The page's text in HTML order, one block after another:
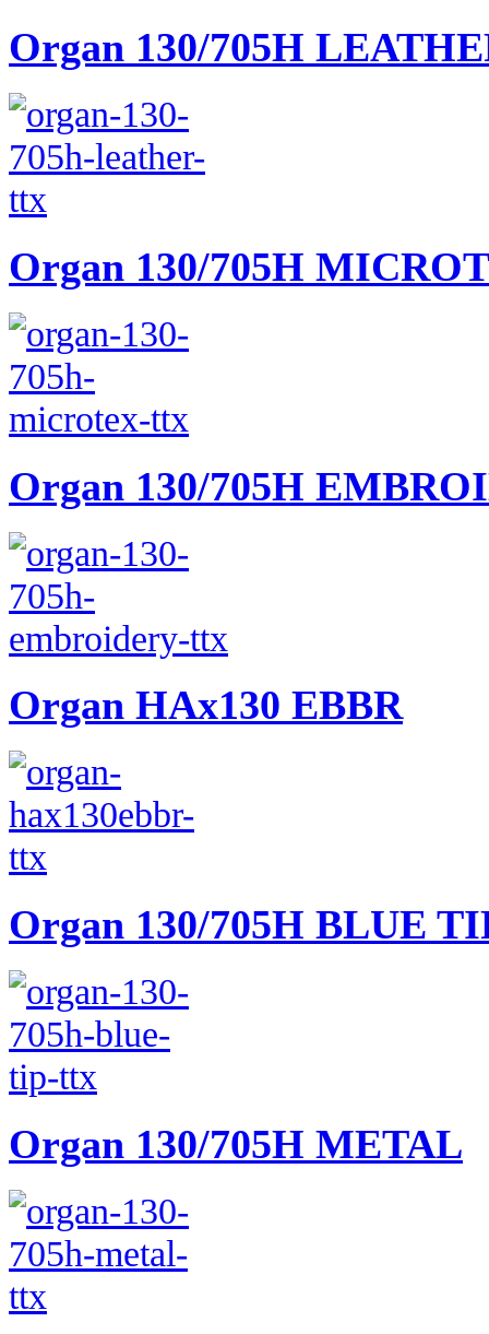
Organ 130/705H
Organ 130/705H
Organ 130/705H
Organ HAx130 EBBR
Organ 130/705H BLUE
Organ 130/705H METAL